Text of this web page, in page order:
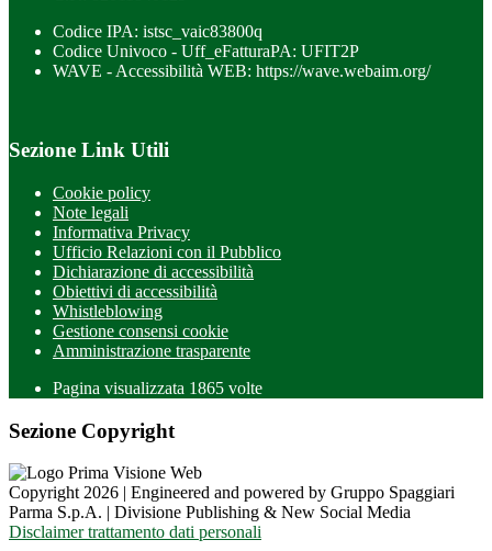
Codice IPA: istsc_vaic83800q
Codice Univoco - Uff_eFatturaPA: UFIT2P
WAVE - Accessibilità WEB: https://wave.webaim.org/
Sezione Link Utili
Cookie policy
Note legali
Informativa Privacy
Ufficio Relazioni con il Pubblico
Dichiarazione di accessibilità
Obiettivi di accessibilità
Whistleblowing
Gestione consensi cookie
Amministrazione trasparente
Pagina visualizzata 1865 volte
Sezione Copyright
Copyright 2026 | Engineered and powered by Gruppo Spaggiari
Parma S.p.A. | Divisione Publishing & New Social Media
Disclaimer trattamento dati personali